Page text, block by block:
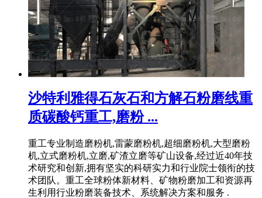
沙特利雅得石灰石和方解石粉磨线重
质碳酸钙重工,磨粉 ...
重工专业制造磨粉机,雷蒙磨粉机,超细磨粉机,大型磨粉
机,立式磨粉机,立磨,矿渣立磨等矿山设备,经过近40年技
术研究和创新,拥有坚实的科研实力和行业院士领衔的技
术团队。重工全球粉体新材料、矿物粉磨加工和资源再
生利用行业粉磨装备技术、系统解决方案和服务 .